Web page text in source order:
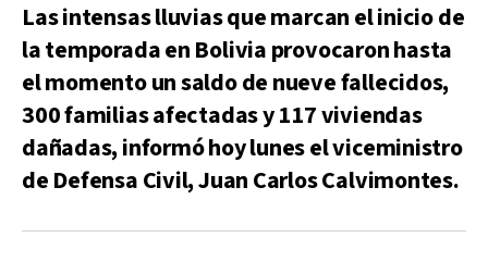
Las intensas lluvias que marcan el inicio de
la temporada en Bolivia provocaron hasta
el momento un saldo de nueve fallecidos,
300 familias afectadas y 117 viviendas
dañadas, informó hoy lunes el viceministro
de Defensa Civil, Juan Carlos Calvimontes.